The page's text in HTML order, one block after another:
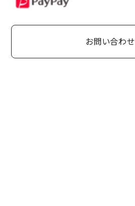
お問い合わせ